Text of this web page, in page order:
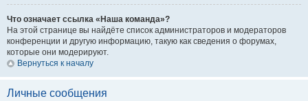
Что означает ссылка «Наша команда»?
На этой странице вы найдёте список администраторов и модераторов
конференции и другую информацию, такую как сведения о форумах,
которые они модерируют.
Вернуться к началу
Личные сообщения